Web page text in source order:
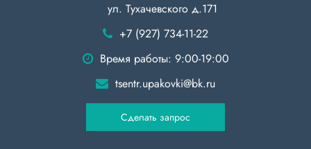
ул. Тухачевского д.171
+7 (927) 734-11-22
Время работы: 9:00-19:00
tsentr.upakovki@bk.ru
Сделать запрос